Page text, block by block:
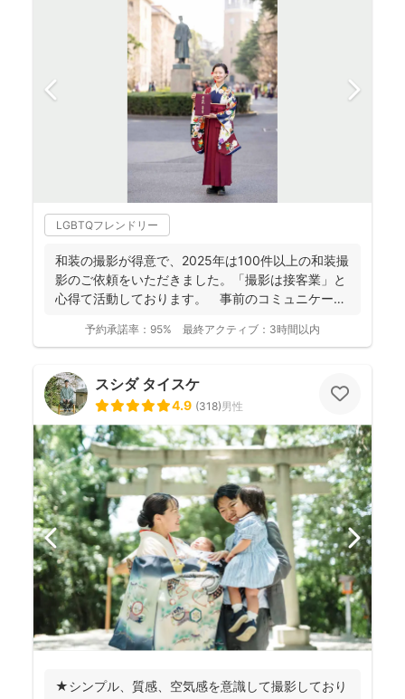
LGBTQフレンドリー
和装の撮影が得意で、2025年は100件以上の和装撮
影のご依頼をいただきました。「撮影は接客業」と
心得て活動しております。 事前のコミュニケーシ
予約承諾率： 95% 最終アクティブ： 3時間以内
スシダ タイスケ
4.9 (318)男性
★シンプル、質感、空気感を意識して撮影しており